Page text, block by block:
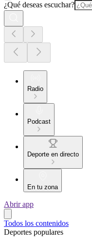
¿Qué deseas escuchar?
Radio
Podcast
Deporte en directo
En tu zona
Abrir app
Todos los contenidos
Deportes populares